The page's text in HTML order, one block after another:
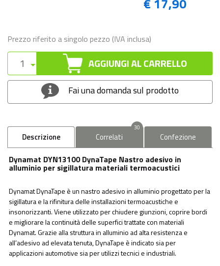
Prezzo riferito a singolo pezzo (IVA inclusa)
AGGIUNGI AL CARRELLO
Fai una domanda sul prodotto
Descrizione Correlati
30
Confezione
Dynamat DYN13100 DynaTape Nastro adesivo in
alluminio per sigillatura materiali termoacustici
Dynamat DynaTape è un nastro adesivo in alluminio progettato per la
sigillatura e la rifinitura delle installazioni termoacustiche e
insonorizzanti. Viene utilizzato per chiudere giunzioni, coprire bordi
e migliorare la continuità delle superfici trattate con materiali
Dynamat. Grazie alla struttura in alluminio ad alta resistenza e
all’adesivo ad elevata tenuta, DynaTape è indicato sia per
applicazioni automotive sia per utilizzi tecnici e industriali.